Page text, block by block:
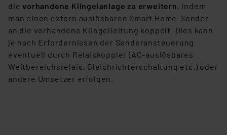
dievorhandene Klingelanlage zu erweitern, indem
man einen extern auslösbaren Smart Home-Sender
an die vorhandene Klingelleitung koppelt. Dies kann
je nach Erfordernissen der Senderansteuerung
eventuell durch Relaiskoppler (AC-auslösbares
Weitbereichsrelais, Gleichrichterschaltung etc.) oder
andere Umsetzer erfolgen.